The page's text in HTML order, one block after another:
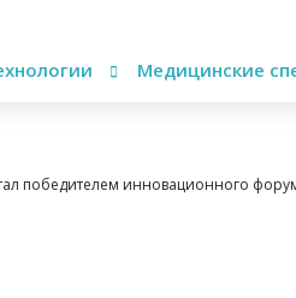
Медицинские
победителем инновационного